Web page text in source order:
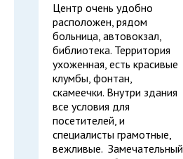
Центр очень удобно
расположен, рядом
больница, автовокзал,
библиотека. Территория
ухоженная, есть красивые
клумбы, фонтан,
скамеечки. Внутри здания
все условия для
посетителей, и
специалисты грамотные,
вежливые. Замечательный